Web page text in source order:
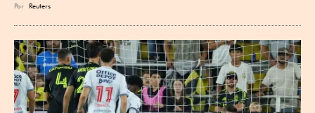
Por Reuters